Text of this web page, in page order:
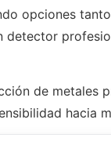
opciones
de metales
hacia